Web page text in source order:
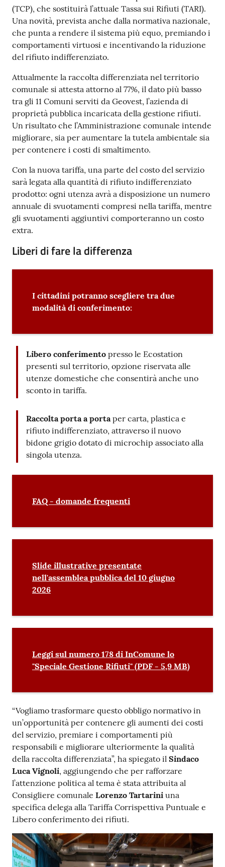
(TCP), che sostituirà l’attuale Tassa sui Rifiuti (TARI).
Una novità, prevista anche dalla normativa nazionale,
che punta a rendere il sistema più equo, premiando i
comportamenti virtuosi e incentivando la riduzione
del rifiuto indifferenziato.
Attualmente la raccolta differenziata nel territorio
comunale si attesta attorno al 77%, il dato più basso
tra gli 11 Comuni serviti da Geovest, l’azienda di
proprietà pubblica incaricata della gestione rifiuti.
Un risultato che l’Amministrazione comunale intende
migliorare, sia per aumentare la tutela ambientale sia
per contenere i costi di smaltimento.
Con la nuova tariffa, una parte del costo del servizio
sarà legata alla quantità di rifiuto indifferenziato
prodotto: ogni utenza avrà a disposizione un numero
annuale di svuotamenti compresi nella tariffa, mentre
gli svuotamenti aggiuntivi comporteranno un costo
extra.
Liberi di fare la differenza
I cittadini potranno scegliere tra due
modalità di conferimento:
Libero conferimento presso le Ecostation
presenti sul territorio, opzione riservata alle
utenze domestiche che consentirà anche uno
sconto in tariffa.
Raccolta porta a portaper carta, plastica e
rifiuto indifferenziato, attraverso il nuovo
bidone grigio dotato di microchip associato alla
singola utenza.
FAQ - domande frequenti
Slide illustrative presentate
nell'assemblea pubblica del 10 giugno
2026
Leggi sul numero 178 di InComune lo
"Speciale Gestione Rifiuti" (PDF - 5,9 MB)
“Vogliamo trasformare questo obbligo normativo in
un’opportunità per contenere gli aumenti dei costi
del servizio, premiare i comportamenti più
responsabili e migliorare ulteriormente la qualità
della raccolta differenziata”, ha spiegato il Sindaco
Luca Vignoli, aggiungendo che per rafforzare
l’attenzione politica al tema è stata attribuita al
Consigliere comunale Lorenzo Tartarini una
specifica delega alla Tariffa Corrispettiva Puntuale e
Libero conferimento dei rifiuti.